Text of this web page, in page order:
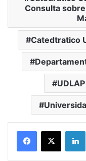
Consulta
Catedtratico
UDLAP